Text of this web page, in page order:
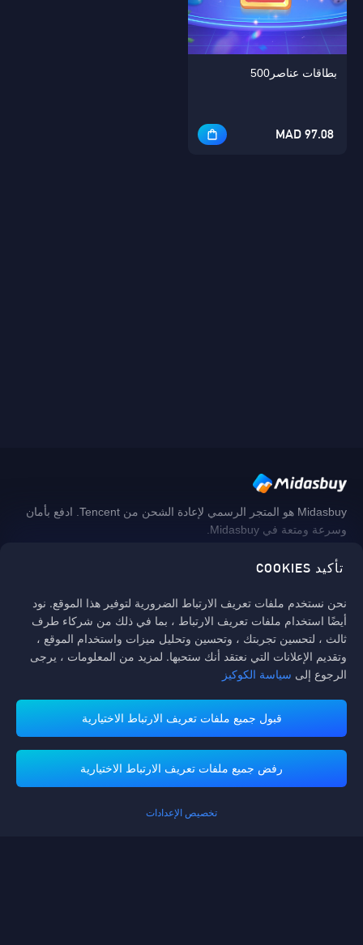
تأكيد COOKIES
نحن نستخدم ملفات تعريف الارتباط الضرورية لتوفير هذا الموقع. نود
أيضًا استخدام ملفات تعريف الارتباط ، بما في ذلك من شركاء طرف
ثالث ، لتحسين تجربتك ، وتحسين وتحليل ميزات واستخدام الموقع ،
وتقديم الإعلانات التي نعتقد أنك ستحبها. لمزيد من المعلومات ، يرجى
الرجوع إلى سياسة الكوكيز
قبول جميع ملفات تعريف الارتباط الاختيارية
رفض جميع ملفات تعريف الارتباط الاختيارية
تخصيص الإعدادات
بطاقات عناصر500
97.08 MAD
Midasbuy هو المتجر الرسمي لإعادة الشحن من Tencent. ادفع بأمان
وسرعة ومتعة في Midasbuy.
تدعم منصة ميداس باي طرق الدفع